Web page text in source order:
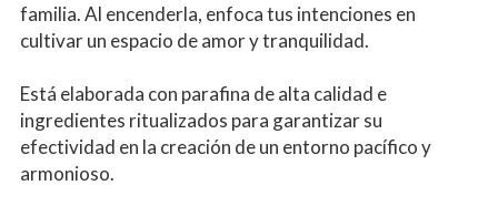
familia. Al encenderla, enfoca tus intenciones en
cultivar un espacio de amor y tranquilidad.
Está elaborada con parafina de alta calidad e
ingredientes ritualizados para garantizar su
efectividad en la creación de un entorno pacífico y
armonioso.